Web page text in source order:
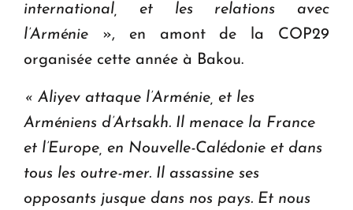
international, et les relations avec
l’Arménie », en amont de la COP29
organisée cette année à Bakou.
« Aliyev attaque l’Arménie, et les
Arméniens d’Artsakh. Il menace la France
et l’Europe, en Nouvelle-Calédonie et dans
tous les outre-mer. Il assassine ses
opposants jusque dans nos pays. Et nous